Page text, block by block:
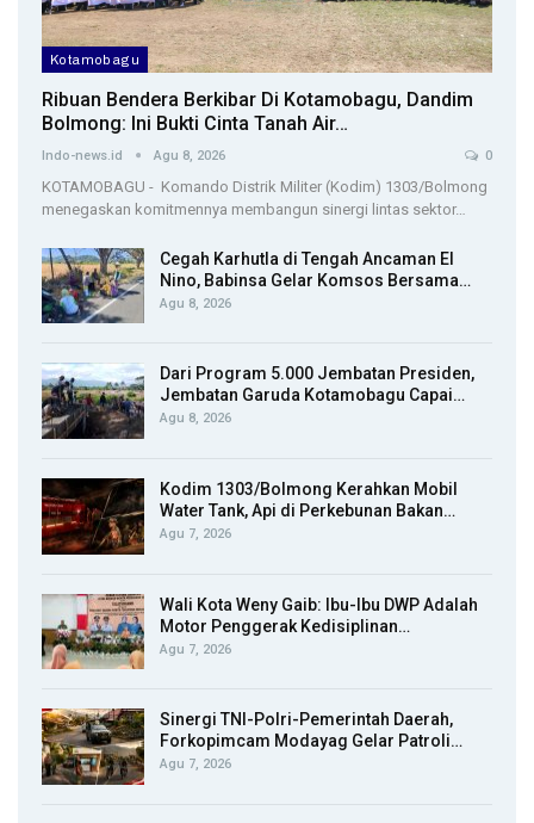
Kotamobagu
Ribuan Bendera Berkibar Di Kotamobagu, Dandim
Bolmong: Ini Bukti Cinta Tanah Air…
Indo-news.id Agu 8, 2026 0
KOTAMOBAGU - Komando Distrik Militer (Kodim) 1303/Bolmong
menegaskan komitmennya membangun sinergi lintas sektor…
Cegah Karhutla di Tengah Ancaman El
Nino, Babinsa Gelar Komsos Bersama…
Agu 8, 2026
Dari Program 5.000 Jembatan Presiden,
Jembatan Garuda Kotamobagu Capai…
Agu 8, 2026
Kodim 1303/Bolmong Kerahkan Mobil
Water Tank, Api di Perkebunan Bakan…
Agu 7, 2026
Wali Kota Weny Gaib: Ibu-Ibu DWP Adalah
Motor Penggerak Kedisiplinan…
Agu 7, 2026
Sinergi TNI-Polri-Pemerintah Daerah,
Forkopimcam Modayag Gelar Patroli…
Agu 7, 2026